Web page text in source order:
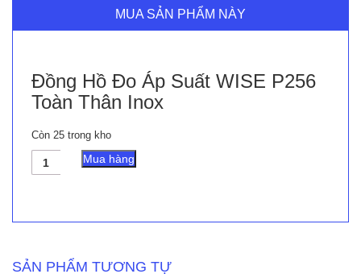
MUA SẢN PHẨM NÀY
Đồng Hồ Đo Áp Suất WISE P256
Toàn Thân Inox
Còn 25 trong kho
Đồng
Hồ
Mua hàng
SẢN PHẨM TƯƠNG TỰ